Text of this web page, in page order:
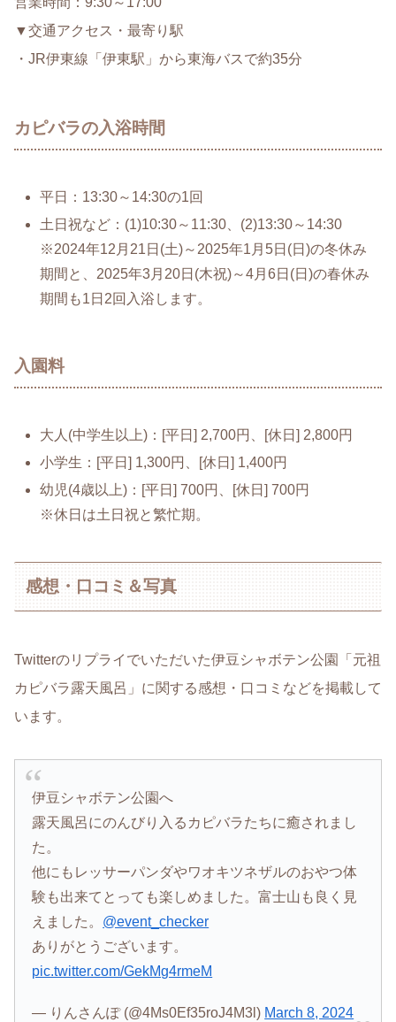
▼交通アクセス・最寄り駅
・JR伊東線「伊東駅」から東海バスで約35分
カピバラの入浴時間
平日：13:30～14:30の1回
土日祝など：(1)10:30～11:30、(2)13:30～14:30
※2024年12月21日(土)～2025年1月5日(日)の冬休み
期間と、2025年3月20日(木祝)～4月6日(日)の春休み
期間も1日2回入浴します。
入園料
大人(中学生以上)：[平日] 2,700円、[休日] 2,800円
小学生：[平日] 1,300円、[休日] 1,400円
幼児(4歳以上)：[平日] 700円、[休日] 700円
※休日は土日祝と繁忙期。
感想・口コミ＆写真
Twitterのリプライでいただいた伊豆シャボテン公園「元祖
カピバラ露天風呂」に関する感想・口コミなどを掲載して
います。
伊豆シャボテン公園へ
露天風呂にのんびり入るカピバラたちに癒されまし
た。
他にもレッサーパンダやワオキツネザルのおやつ体
験も出来てとっても楽しめました。富士山も良く見
えました。 @event_checker
ありがとうございます。
pic.twitter.com/GekMg4rmeM
— りんさんぽ (@4Ms0Ef35roJ4M3l) March 8, 2024